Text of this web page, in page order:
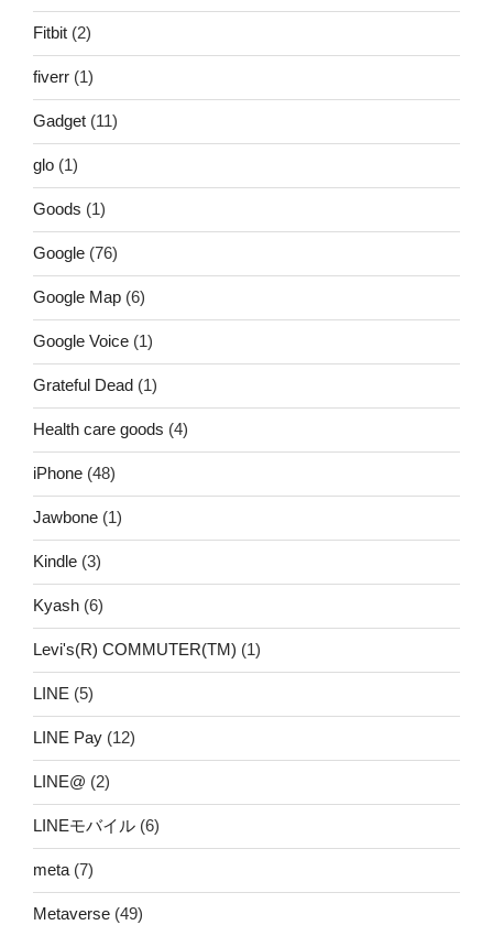
Fitbit (2)
fiverr (1)
Gadget (11)
glo (1)
Goods (1)
Google (76)
Google Map (6)
Google Voice (1)
Grateful Dead (1)
Health care goods (4)
iPhone (48)
Jawbone (1)
Kindle (3)
Kyash (6)
Levi's(R) COMMUTER(TM) (1)
LINE (5)
LINE Pay (12)
LINE@ (2)
LINEモバイル (6)
meta (7)
Metaverse (49)